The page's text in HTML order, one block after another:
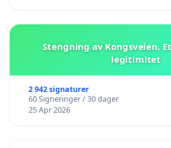
Stengning av Kongsveien.
legitimitet
2 942 signaturer
60 Signeringer / 30 dager
25 Apr 2026